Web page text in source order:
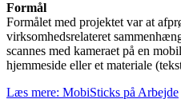
Formål
Formålet med projektet var at
virksomhedsrelateret
scannes med kameraet på en
hjemmeside eller et materiale
Læs mere: MobiSticks på Arbejde